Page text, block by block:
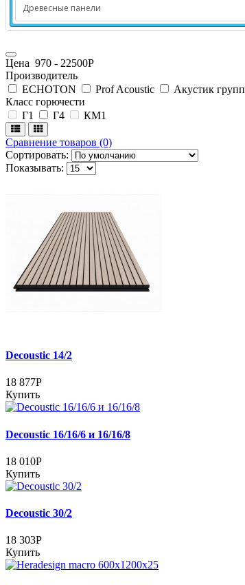
Древесные панели
Цена 970 - 22500Р
Производитель
ECHOTON
Prof Acoustic
Акустик групп
Класс горючести
Г1
Г4 КМ1
Сравнение товаров (0)
Сортировать:
Показывать:
Decoustic 14/2
18 877Р
Купить
Decoustic 16/16/6 и 16/16/8
18 010Р
Купить
Decoustic 30/2
18 303Р
Купить